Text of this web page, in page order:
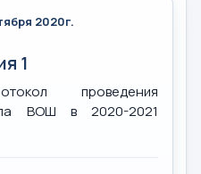
2020г.
1
проведения
ВОШ в 2020-2021